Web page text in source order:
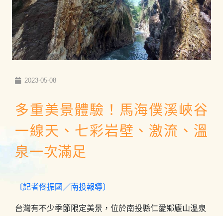
2023-05-08
多重美景體驗！馬海僕溪峽谷
一線天、七彩岩壁、激流、溫
泉一次滿足
〔記者佟振國／南投報導〕
台灣有不少季節限定美景，位於南投縣仁愛鄉廬山溫泉